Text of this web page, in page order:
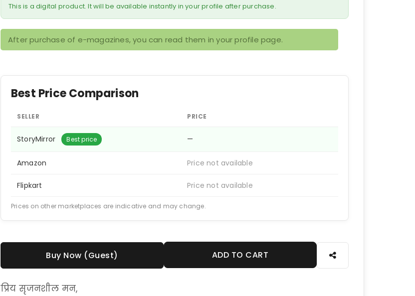
This is a digital product. It will be available instantly in your profile after purchase.
After purchase of e-magazines, you can read them in your profile page.
Best Price Comparison
SELLER PRICE
StoryMirror Best price —
Amazon Price not available
Flipkart Price not available
Prices on other marketplaces are indicative and may change.
Buy Now (Guest) ADD TO CART
प्रिय सृजनशील मन,